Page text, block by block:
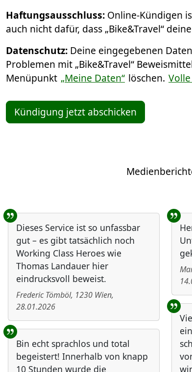
Haftungsausschluss: Online-Kündigen
auch nicht dafür, dass „Bike&Travel“
Datenschutz: Deine eingegebenen
Problemen mit „Bike&Travel“
Menüpunkt „Meine Daten“ löschen.
Kündigung jetzt abschicken
Benutzer-
Dieses Service ist so unfassbar
gut – es gibt tatsächlich noch
Working Class Heroes wie
Thomas Landauer hier
eindrucksvoll beweist.
Frederic Tömböl, 1230 Wien,
28.01.2026
Bin echt sprachlos und total
begeistert! Innerhalb von knapp
10 Stunden wurde die